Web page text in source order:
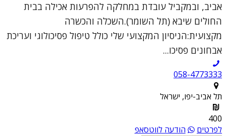
אביב, ובמקביל עובדת במחלקה להפרעות אכילה בבית
החולים שיבא (תל השומר).השכלה והכשרה
מקצועית:הניסיון המקצועי שלי כולל טיפול פסיכולוגי ועריכת
אבחונים פסיכו...
058-4773333
תל אביב-יפו, ישראל
400
לפרטים
הודעה לווטסאפ